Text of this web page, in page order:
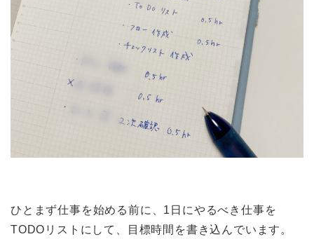
ひとまず仕事を始める前に、1日にやるべき仕事を
TODOリストにして、目標時間を書き込んでいます。